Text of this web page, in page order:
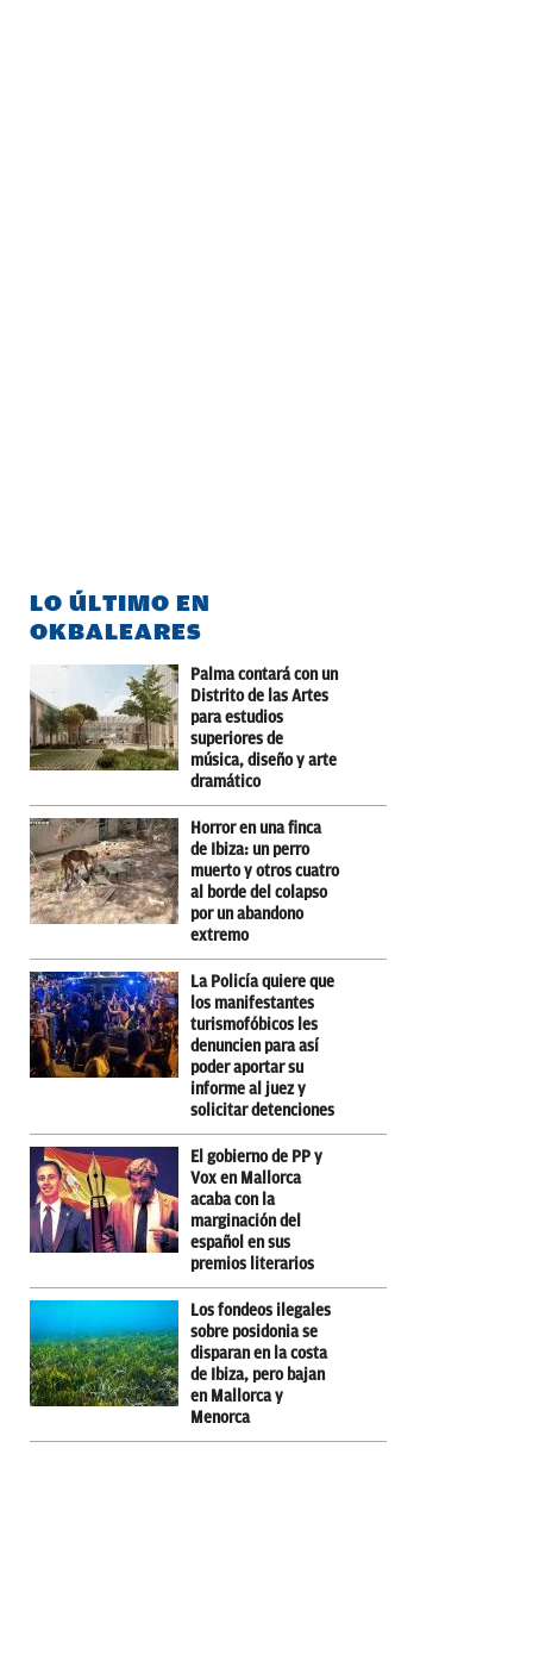
LO ÚLTIMO EN
OKBALEARES
Palma contará con un
Distrito de las Artes
para estudios
superiores de
música, diseño y arte
dramático
Horror en una finca
de Ibiza: un perro
muerto y otros cuatro
al borde del colapso
por un abandono
extremo
La Policía quiere que
los manifestantes
turismofóbicos les
denuncien para así
poder aportar su
informe al juez y
solicitar detenciones
El gobierno de PP y
Vox en Mallorca
acaba con la
marginación del
español en sus
premios literarios
Los fondeos ilegales
sobre posidonia se
disparan en la costa
de Ibiza, pero bajan
en Mallorca y
Menorca